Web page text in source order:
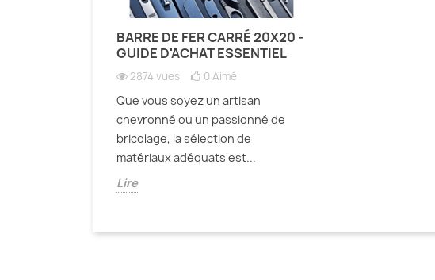
BARRE DE FER CARRÉ 20X20 -
GUIDE D'ACHAT ESSENTIEL
2874 vues 0 Aimé
Que vous soyez un artisan
chevronné ou un passionné de
bricolage, la sélection de
matériaux adéquats est...
Lire